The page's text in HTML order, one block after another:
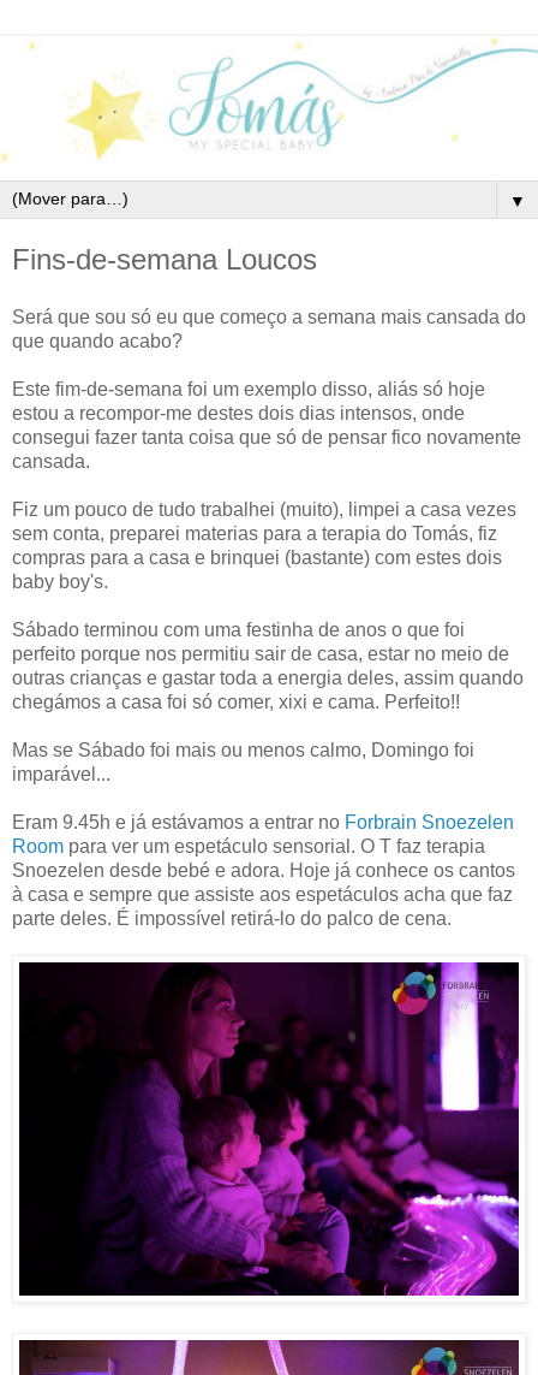
▼
Fins-de-semana Loucos
Será que sou só eu que começo a semana mais cansada do
que quando acabo?
Este fim-de-semana foi um exemplo disso, aliás só hoje
estou a recompor-me destes dois dias intensos, onde
consegui fazer tanta coisa que só de pensar fico novamente
cansada.
Fiz um pouco de tudo trabalhei (muito), limpei a casa vezes
sem conta, preparei materias para a terapia do Tomás, fiz
compras para a casa e brinquei (bastante) com estes dois
baby boy's.
Sábado terminou com uma festinha de anos o que foi
perfeito porque nos permitiu sair de casa, estar no meio de
outras crianças e gastar toda a energia deles, assim quando
chegámos a casa foi só comer, xixi e cama. Perfeito!!
Mas se Sábado foi mais ou menos calmo, Domingo foi
imparável...
Eram 9.45h e já estávamos a entrar no Forbrain Snoezelen
Room para ver um espetáculo sensorial. O T faz terapia
Snoezelen desde bebé e adora. Hoje já conhece os cantos
à casa e sempre que assiste aos espetáculos acha que faz
parte deles. É impossível retirá-lo do palco de cena.